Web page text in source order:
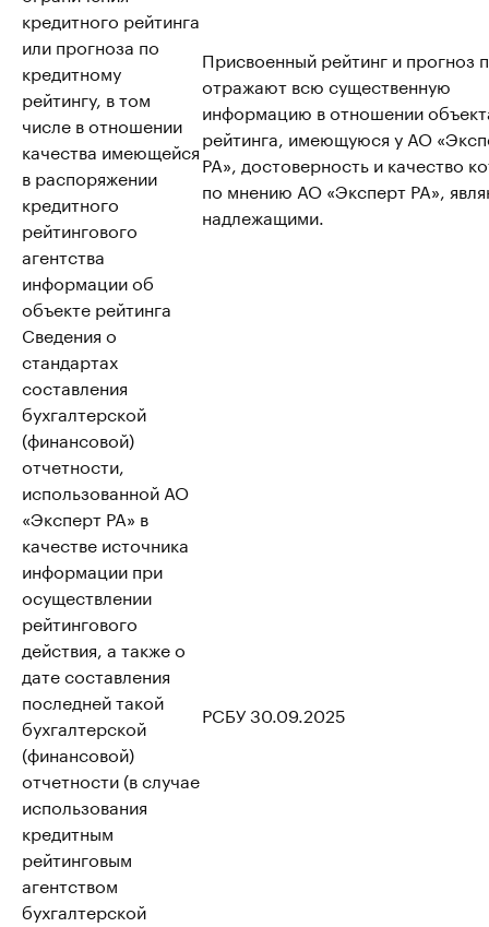
кредитного рейтинга
или прогноза по
кредитному
рейтингу, в том
числе в отношении
качества имеющейся
в распоряжении
кредитного
рейтингового
агентства
информации об
объекте рейтинга
Присвоенный рейтинг и прогноз
отражают всю существенную
информацию в отношении
рейтинга, имеющуюся у АО
РА», достоверность и качество
по мнению АО «Эксперт РА»,
надлежащими.
Сведения о
стандартах
составления
бухгалтерской
(финансовой)
отчетности,
использованной АО
«Эксперт РА» в
качестве источника
информации при
осуществлении
рейтингового
действия, а также о
дате составления
последней такой
бухгалтерской
(финансовой)
отчетности (в случае
использования
кредитным
рейтинговым
агентством
бухгалтерской
РСБУ 30.09.2025